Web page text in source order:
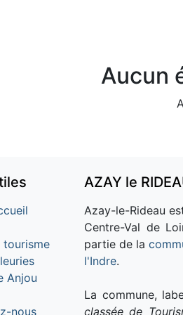
Aucun
tourisme
Anjou
nous
AZAY le
Azay-le-Rideau
Centre-Val de
partie de la
l'Indre.
La commune,
classée de